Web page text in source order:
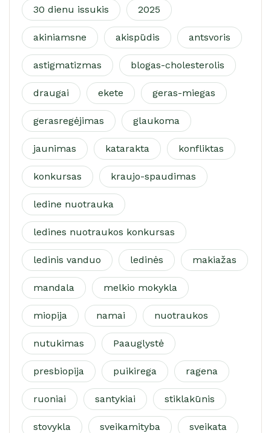
30 dienu issukis 2025
akiniamsne akispūdis antsvoris
astigmatizmas blogas-cholesterolis
draugai ekete geras-miegas
gerasregėjimas glaukoma
jaunimas katarakta konfliktas
konkursas kraujo-spaudimas
ledine nuotrauka
ledines nuotraukos konkursas
ledinis vanduo ledinės makiažas
mandala melkio mokykla
miopija namai nuotraukos
nutukimas Paauglystė
presbiopija puikirega ragena
ruoniai santykiai stiklakūnis
stovykla sveikamityba sveikata